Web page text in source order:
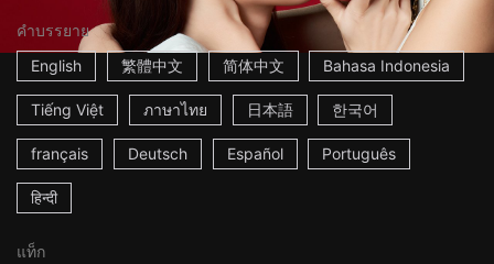
คำบรรยาย
English
繁體中文 简体中文 Bahasa Indonesia
Tiếng Việt ภาษาไทย 日本語 한국어
français Deutsch Español Português
हिन्दी
แท็ก